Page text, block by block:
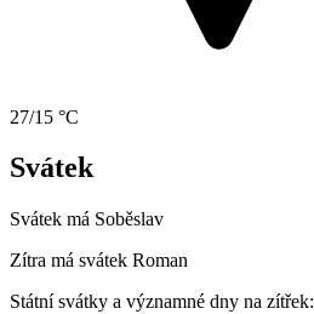
27/15 °C
Svátek
Svátek má Soběslav
Zítra má svátek Roman
Státní svátky a významné dny na zítřek: